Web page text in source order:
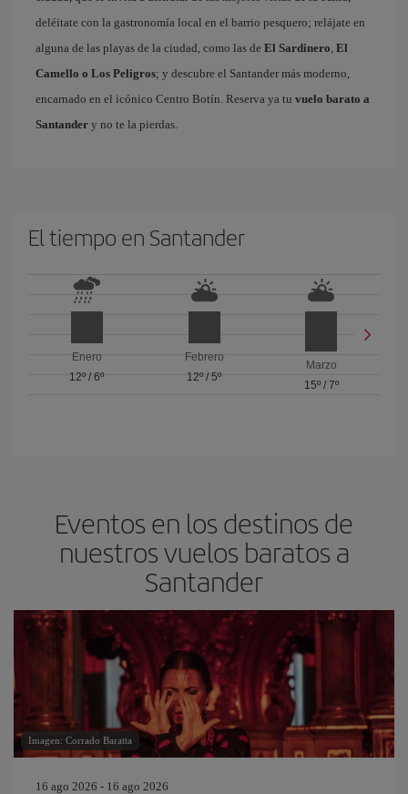
deléitate con la gastronomía local en el barrio pesquero; relájate en
alguna de las playas de la ciudad, como las de El Sardinero, El
Camello o Los Peligros; y descubre el Santander más moderno,
encarnado en el icónico Centro Botín. Reserva ya tu vuelo barato a
Santander y no te la pierdas.
El tiempo en Santander
Enero
12º/6º
Febrero
12º/ 5º
Marzo
15º/ 7º
Eventos en los destinos de
nuestros vuelos baratos a
Santander
Imagen: Corrado Baratta
16 ago 2026 - 16 ago 2026